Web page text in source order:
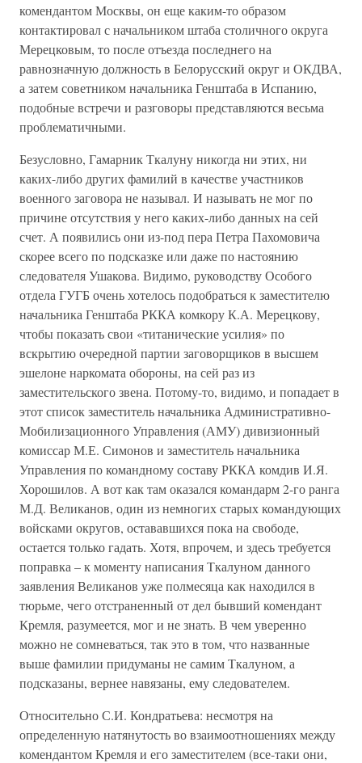
комендантом Москвы, он еще каким-то образом
контактировал с начальником штаба столичного округа
Мерецковым, то после отъезда последнего на
равнозначную должность в Белорусский округ и ОКДВА,
а затем советником начальника Генштаба в Испанию,
подобные встречи и разговоры представляются весьма
проблематичными.
Безусловно, Гамарник Ткалуну никогда ни этих, ни
каких-либо других фамилий в качестве участников
военного заговора не называл. И называть не мог по
причине отсутствия у него каких-либо данных на сей
счет. А появились они из-под пера Петра Пахомовича
скорее всего по подсказке или даже по настоянию
следователя Ушакова. Видимо, руководству Особого
отдела ГУГБ очень хотелось подобраться к заместителю
начальника Генштаба РККА комкору К.А. Мерецкову,
чтобы показать свои «титанические усилия» по
вскрытию очередной партии заговорщиков в высшем
эшелоне наркомата обороны, на сей раз из
заместительского звена. Потому-то, видимо, и попадает в
этот список заместитель начальника Административно-
Мобилизационного Управления (АМУ) дивизионный
комиссар М.Е. Симонов и заместитель начальника
Управления по командному составу РККА комдив И.Я.
Хорошилов. А вот как там оказался командарм 2-го ранга
М.Д. Великанов, один из немногих старых командующих
войсками округов, остававшихся пока на свободе,
остается только гадать. Хотя, впрочем, и здесь требуется
поправка – к моменту написания Ткалуном данного
заявления Великанов уже полмесяца как находился в
тюрьме, чего отстраненный от дел бывший комендант
Кремля, разумеется, мог и не знать. В чем уверенно
можно не сомневаться, так это в том, что названные
выше фамилии придуманы не самим Ткалуном, а
подсказаны, вернее навязаны, ему следователем.
Относительно С.И. Кондратьева: несмотря на
определенную натянутость во взаимоотношениях между
комендантом Кремля и его заместителем (все-таки они,